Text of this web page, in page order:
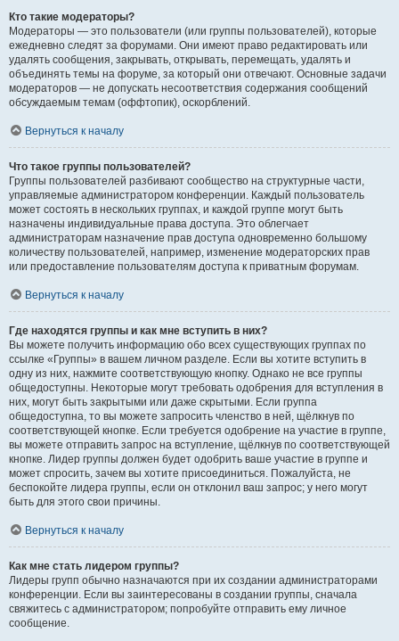
Кто такие модераторы?
Модераторы — это пользователи (или группы пользователей), которые
ежедневно следят за форумами. Они имеют право редактировать или
удалять сообщения, закрывать, открывать, перемещать, удалять и
объединять темы на форуме, за который они отвечают. Основные задачи
модераторов — не допускать несоответствия содержания сообщений
обсуждаемым темам (оффтопик), оскорблений.
Вернуться к началу
Что такое группы пользователей?
Группы пользователей разбивают сообщество на структурные части,
управляемые администратором конференции. Каждый пользователь
может состоять в нескольких группах, и каждой группе могут быть
назначены индивидуальные права доступа. Это облегчает
администраторам назначение прав доступа одновременно большому
количеству пользователей, например, изменение модераторских прав
или предоставление пользователям доступа к приватным форумам.
Вернуться к началу
Где находятся группы и как мне вступить в них?
Вы можете получить информацию обо всех существующих группах по
ссылке «Группы» в вашем личном разделе. Если вы хотите вступить в
одну из них, нажмите соответствующую кнопку. Однако не все группы
общедоступны. Некоторые могут требовать одобрения для вступления в
них, могут быть закрытыми или даже скрытыми. Если группа
общедоступна, то вы можете запросить членство в ней, щёлкнув по
соответствующей кнопке. Если требуется одобрение на участие в группе,
вы можете отправить запрос на вступление, щёлкнув по соответствующей
кнопке. Лидер группы должен будет одобрить ваше участие в группе и
может спросить, зачем вы хотите присоединиться. Пожалуйста, не
беспокойте лидера группы, если он отклонил ваш запрос; у него могут
быть для этого свои причины.
Вернуться к началу
Как мне стать лидером группы?
Лидеры групп обычно назначаются при их создании администраторами
конференции. Если вы заинтересованы в создании группы, сначала
свяжитесь с администратором; попробуйте отправить ему личное
сообщение.